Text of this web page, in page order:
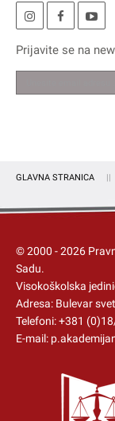
Prijavite se na
GLAVNA STRANICA
© 2000 -2026
Sadu.
Visokoškolska
Adresa: Bulevar
Telefoni:+381
E-mail: